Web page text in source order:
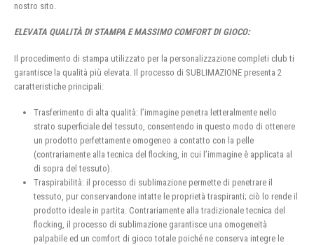
nostro sito.
ELEVATA QUALITÀ DI STAMPA E MASSIMO COMFORT DI GIOCO:
Il procedimento di stampa utilizzato per la personalizzazione completi club ti
garantisce la qualità più elevata. Il processo di SUBLIMAZIONE presenta 2
caratteristiche principali:
Trasferimento di alta qualità: l’immagine penetra letteralmente nello
strato superficiale del tessuto, consentendo in questo modo di ottenere
un prodotto perfettamente omogeneo a contatto con la pelle
(contrariamente alla tecnica del flocking, in cui l’immagine è applicata al
di sopra del tessuto).
Traspirabilità: il processo di sublimazione permette di penetrare il
tessuto, pur conservandone intatte le proprietà traspiranti; ciò lo rende il
prodotto ideale in partita. Contrariamente alla tradizionale tecnica del
flocking, il processo di sublimazione garantisce una omogeneità
palpabile ed un comfort di gioco totale poiché ne conserva integre le